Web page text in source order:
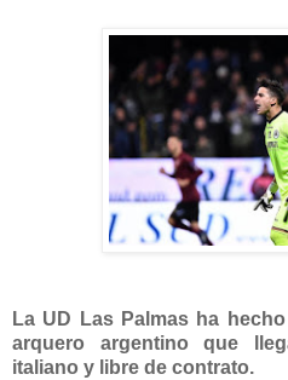
La UD Las Palmas ha
arquero argentino que
italiano y libre de contrato.